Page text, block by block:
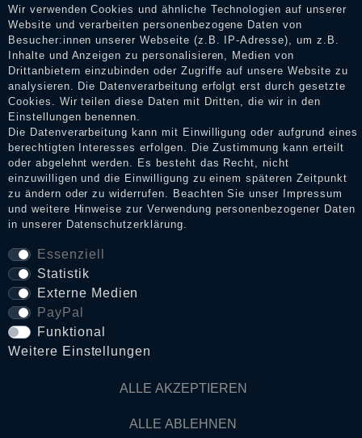
Erhalt einer Benachrichtigungs-E-Mail können Händler die
Bewertungen verifizieren und über die erfolgte Verifizierung im
Shop informieren.
Impressum
Daten­schutz­erklärung
AGB
Widerrufs­recht
VERTRAG WIDERRUFEN
© Copyright 2026 Dark Ages Glasche & Kuczwalska GbR
Wir verwenden Cookies und ähnliche Technologien auf unserer
Website und verarbeiten personenbezogene Daten von
Besucher:innen unserer Webseite (z.B. IP-Adresse), um z.B.
Inhalte und Anzeigen zu personalisieren, Medien von
Drittanbietern einzubinden oder Zugriffe auf unsere Website zu
analysieren. Die Datenverarbeitung erfolgt erst durch gesetzte
Cookies. Wir teilen diese Daten mit Dritten, die wir in den
Einstellungen benennen.
Die Datenverarbeitung kann mit Einwilligung oder aufgrund eines
berechtigten Interesses erfolgen. Die Zustimmung kann erteilt
oder abgelehnt werden. Es besteht das Recht, nicht
einzuwilligen und die Einwilligung zu einem späteren Zeitpunkt
zu ändern oder zu widerrufen. Beachten Sie unser
Impressum
und weitere Hinweise zur Verwendung personenbezogener Daten
in unserer Daten­schutz­erklärung.
Essenziell
Statistik
Externe Medien
PayPal
Funktional
Weitere Einstellungen
ALLE AKZEPTIEREN
ALLE ABLEHNEN